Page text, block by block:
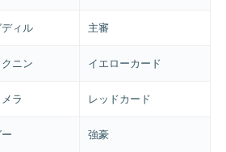
ィル 主審
ニン イエローカード
ラ レッドカード
強豪